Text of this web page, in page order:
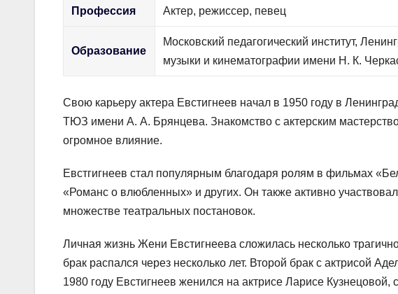
Профессия Актер, режиссер, певец
Образование
Московский педагогический институт,
музыки и кинематографии имени Н. К.
Свою карьеру актера Евстигнеев начал в 1950 году в
ТЮЗ имени А. А. Брянцева. Знакомство с актерским
огромное влияние.
Евстгигнеев стал популярным благодаря ролям в фильмах
«Романс о влюбленных» и других. Он также активно
множестве театральных постановок.
Личная жизнь Жени Евстигнеева сложилась несколько
брак распался через несколько лет. Второй брак с актрисой
1980 году Евстигнеев женился на актрисе Ларисе